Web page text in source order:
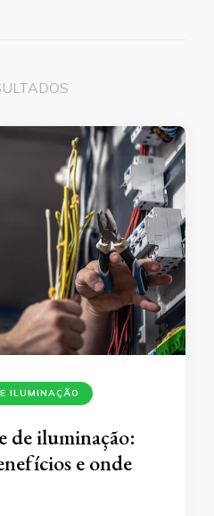
ILUMINAÇÃO
de iluminação:
e onde